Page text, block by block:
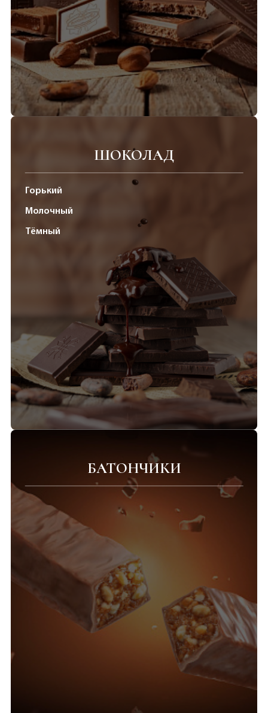
ШОКОЛАД
Горький
Молочный
Тёмный
БАТОНЧИКИ